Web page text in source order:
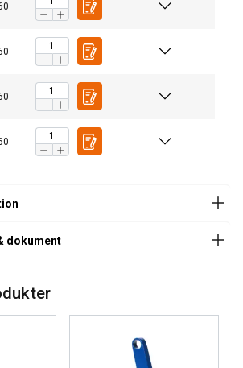
User-Manual-NO-SE-DK-FI-
använder
för att anpassa innehåll,
för att analysera vår trafik. Vi
med våra reklam- och